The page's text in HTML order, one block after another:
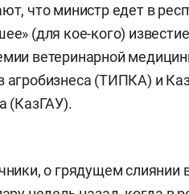
что министр едет в
(для кое-кого)
ветеринарной
агробизнеса (ТИПКА) и
(КазГАУ).
о грядущем слиянии